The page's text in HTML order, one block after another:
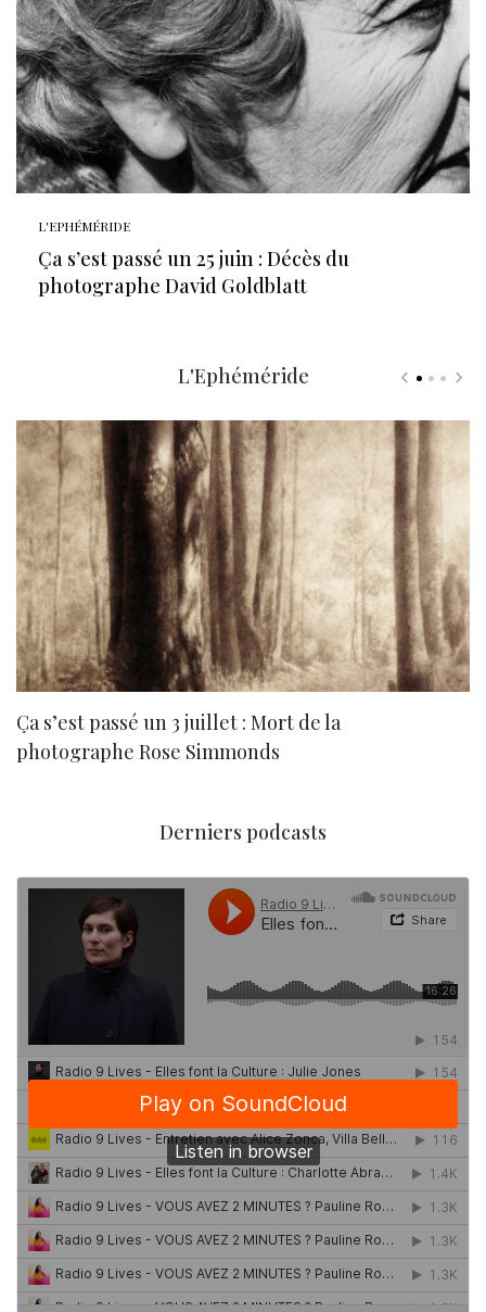
L'EPHÉMÉRIDE
Ça s’est passé un 25 juin : Décès du
photographe David Goldblatt
L'Ephéméride
Ça s’est passé un 3 juillet : Mort de la
photographe Rose Simmonds
Derniers podcasts